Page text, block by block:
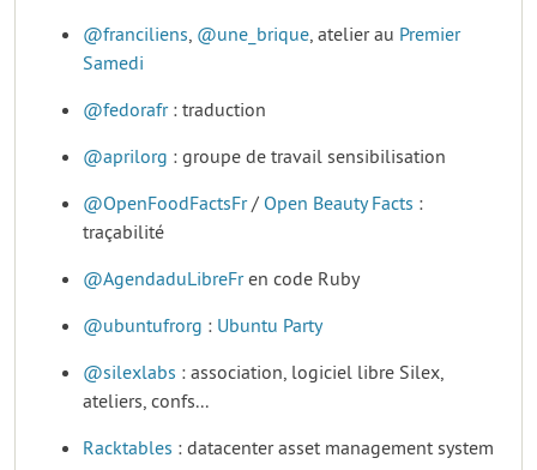
@franciliens, @une_brique, atelier au Premier
Samedi
@fedorafr: traduction
@aprilorg : groupe de travail sensibilisation
@OpenFoodFactsFr/ Open Beauty Facts :
traçabilité
@AgendaduLibreFren code Ruby
@ubuntufrorg : Ubuntu Party
@silexlabs : association, logiciel libre Silex,
ateliers, confs...
Racktables : datacenter asset management system